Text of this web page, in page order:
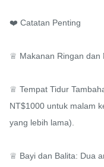
❤️ Catatan Penting
♕ Makanan Ringan dan
♕ Tempat Tidur
NT$1000 untuk malam
yang lebih lama).
♕ Bayi dan Balita: Dua